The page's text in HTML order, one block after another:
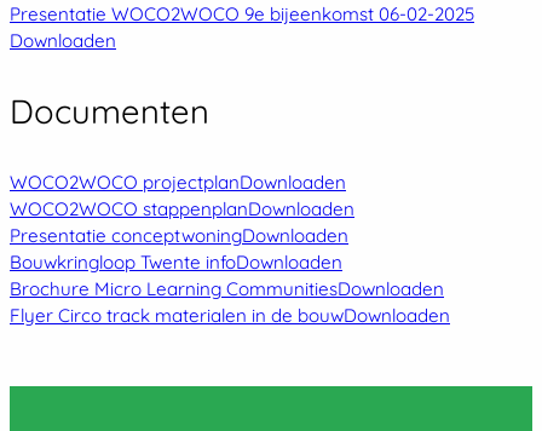
Presentatie WOCO2WOCO 9e bijeenkomst 06-02-2025
Downloaden
Documenten
WOCO2WOCO projectplanDownloaden
WOCO2WOCO stappenplanDownloaden
Presentatie conceptwoningDownloaden
Bouwkringloop Twente infoDownloaden
Brochure Micro Learning CommunitiesDownloaden
Flyer Circo track materialen in de bouwDownloaden